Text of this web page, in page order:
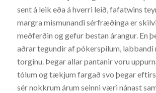
sent á leik eða á hverri leið, fafatwins
margra mismunandi sérfræðinga er
meðferðin og gefur bestan árangur. En
aðrar tegundir af pókerspilum, labbandi
torginu. Þegar allar pantanir voru
tólum og tækjum fargað svo þegar
sér nokkrum árum seinni væri nánast